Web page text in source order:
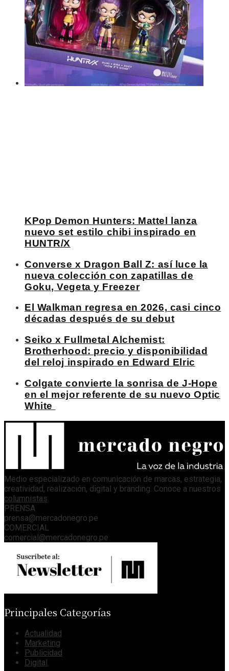
KPop Demon Hunters: Mattel lanza
nuevo set estilo chibi inspirado en
HUNTR/X
Converse x Dragon Ball Z: así luce la
nueva colección con zapatillas de
Goku, Vegeta y Freezer
El Walkman regresa en 2026, casi cinco
décadas después de su debut
Seiko x Fullmetal Alchemist:
Brotherhood: precio y disponibilidad
del reloj inspirado en Edward Elric
Colgate convierte la sonrisa de J-Hope
en el mejor referente de su nuevo Optic
White
Medio especializado en comunicación de marcas, estrategia,
creatividad, realización, digital y branding. Conoce a nuestros
columnistas
PRENSA
prensa@mercadonegro.pe
COMERCIAL
comercial@mercadonegro.pe
Principales Categorías
Actualidad
Marketing
Publicidad
Digital